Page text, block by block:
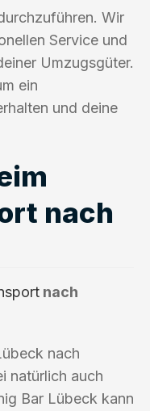
Wir
Service und
Umzugsgüter.
ein
und deine
nach
nach
nach
natürlich auch
Bar Lübeck kann